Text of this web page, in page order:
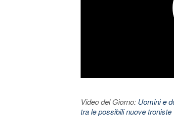
Video del Giorno: Uomini e
tra le possibili nuove troniste